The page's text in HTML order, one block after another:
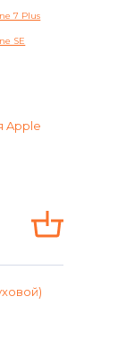
7 Plus
SE
Apple